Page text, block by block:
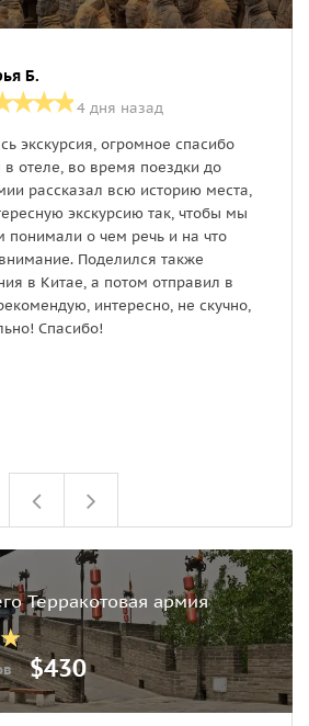
Б.
4 дня назад
экскурсия, огромное спасибо
в отеле, во время поездки до
рассказал всю историю места,
экскурсию так, чтобы мы
понимали о чем речь и на что
Поделился также
в Китае, а потом отправил в
интересно, не скучно,
Спасибо!
Терракотовая армия
$430